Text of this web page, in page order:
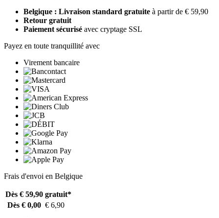
Belgique : Livraison standard gratuite à partir de € 59,90
Retour gratuit
Paiement sécurisé avec cryptage SSL
Payez en toute tranquillité avec
Virement bancaire
Frais d'envoi en Belgique
Dès € 59,90 gratuit*
Dès € 0,00 € 6,90